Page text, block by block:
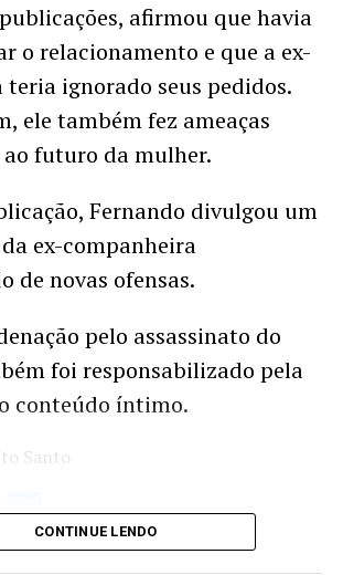
afirmou que havia
o relacionamento e que a ex-
ignorado seus pedidos.
ele também fez ameaças
futuro da mulher.
Fernando divulgou um
ex-companheira
de novas ofensas.
pelo assassinato do
foi responsabilizado pela
conteúdo íntimo.
Santo
Share
CONTINUE LENDO